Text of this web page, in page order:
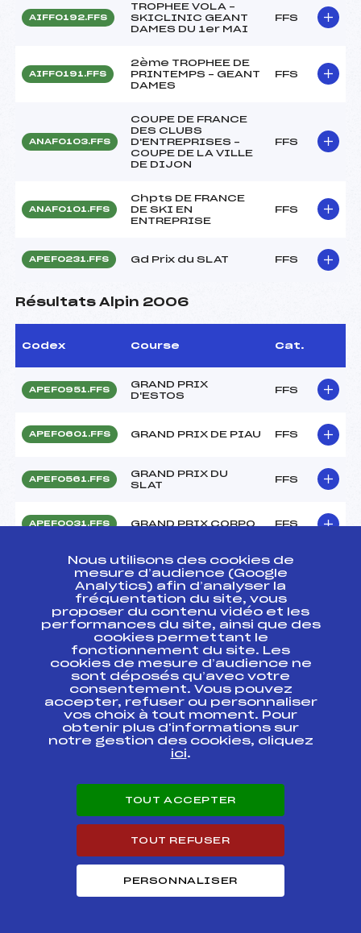
AIFF0192.FFS
TROPHEE VOLA –
SKICLINIC GEANT
DAMES DU 1er MAI
FFS
AIFF0191.FFS
2ème TROPHEE DE
PRINTEMPS – GEANT
DAMES
FFS
ANAF0103.FFS
COUPE DE FRANCE
DES CLUBS
D'ENTREPRISES –
COUPE DE LA VILLE
DE DIJON
FFS
ANAF0101.FFS
Chpts DE FRANCE
DE SKI EN
ENTREPRISE
FFS
APEF0231.FFS Gd Prix du SLAT FFS
Résultats Alpin 2006
Codex Course Cat.
APEF0951.FFS
GRAND PRIX
D'ESTOS
FFS
APEF0601.FFS GRAND PRIX DE PIAU FFS
APEF0561.FFS
GRAND PRIX DU
SLAT
FFS
APEF0031.FFS GRAND PRIX CORPO FFS
Résultats Alpin 2005
Codex Course Cat.
APEF0711.FFS Slalom 1-2-3 FFS
APEF0451.FFS COUPE DES ROIS FFS
APEF0422.FFS
GRAND PRIX DU
BADET
FFS
APEF0421.FFS
GRAND PRIX DE LA
FFS
SUIVEZ
Nous utilisons des cookies de
mesure d’audience (Google
Analytics) afin d’analyser la
fréquentation du site, vous
proposer du contenu vidéo et les
performances du site, ainsi que des
cookies permettant le
fonctionnement du site. Les
cookies de mesure d’audience ne
sont déposés qu’avec votre
consentement. Vous pouvez
accepter, refuser ou personnaliser
vos choix à tout moment. Pour
obtenir plus d'informations sur
notre gestion des cookies, cliquez
ici.
TOUT ACCEPTER
TOUT REFUSER
PERSONNALISER